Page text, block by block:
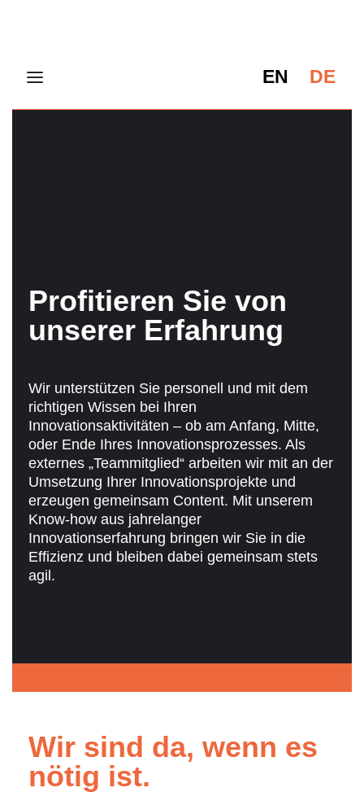
EN DE
Profitieren Sie von
unserer Erfahrung
Wir unterstützen Sie personell und mit dem
richtigen Wissen bei Ihren
Innovationsaktivitäten – ob am Anfang, Mitte,
oder Ende Ihres Innovationsprozesses. Als
externes „Teammitglied“ arbeiten wir mit an der
Umsetzung Ihrer Innovationsprojekte und
erzeugen gemeinsam Content. Mit unserem
Know-how aus jahrelanger
Innovationserfahrung bringen wir Sie in die
Effizienz und bleiben dabei gemeinsam stets
agil.
Wir sind da, wenn es
nötig ist.